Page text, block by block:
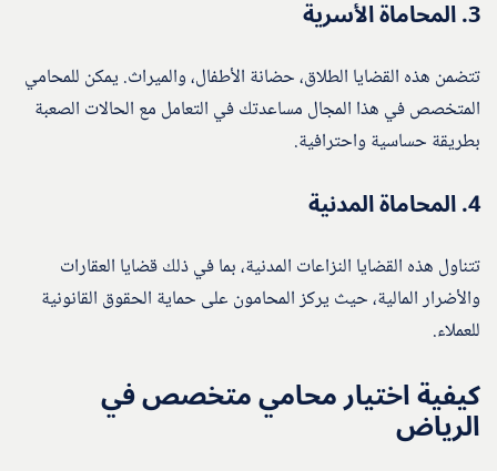
3. المحاماة الأسرية
تتضمن هذه القضايا الطلاق، حضانة الأطفال، والميراث. يمكن للمحامي
المتخصص في هذا المجال مساعدتك في التعامل مع الحالات الصعبة
بطريقة حساسية واحترافية.
4. المحاماة المدنية
تتناول هذه القضايا النزاعات المدنية، بما في ذلك قضايا العقارات
والأضرار المالية، حيث يركز المحامون على حماية الحقوق القانونية
للعملاء.
كيفية اختيار محامي متخصص في
الرياض